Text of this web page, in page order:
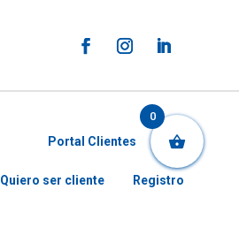
Portal Clientes
Quiero ser cliente Registro
0